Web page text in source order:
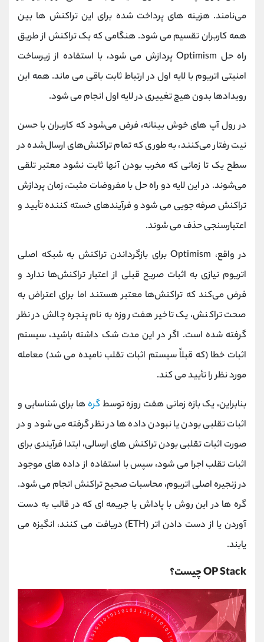
می‌نامند. هزینه های پرداخت شده برای این تراکنش ها بین
همه کاربران تقسیم می شود. هنگامی که یک تراکنش از طریق
راه حل Optimism پردازش می شود، با استفاده از زیرساخت
امنیتی اتریوم با لایه اول در ارتباط ثابت باقی می ماند. همه این
رویدادها بدون هیچ تغییری در لایه اول انجام می شود.
در رول آپ‌ های خوش‌ بینانه، فرض می‌شود که کاربران با حسن
نیت رفتار می‌کنند، به طوری که تمام تراکنش‌های ارسال‌شده در
سطح یک تا زمانی که مخرب بودن آنها ثابت نشود معتبر تلقی
می‌شوند. در این لایه دو راه حل با مفروضات مثبت، زمان پردازش
تراکنش صرفه جویی می شود و فرآیندهای خسته کننده تأیید و
اعتبارسنجی حذف می شوند.
در واقع، Optimism برای بازگرداندن تراکنش به شبکه اصلی
اتریوم نیازی به اثبات صریح قبلی از اعتبار تراکنش‌ها ندارد و
فرض می‌کند که تراکنش‌ها معتبر هستند اما برای اعتراض به
صحت تراکنش، یک تاخیر هفت روزه به نام پنجره چالش در نظر
گرفته شده است. اگر در این مدت شک داشته باشید، سیستم
اثبات خطا (که قبلاً سیستم اثبات تقلب نامیده می شد) معامله
مورد نظر را تأیید می کند.
بنابراین، یک بازه زمانی هفت روزه توسطگرهها برای شناسایی و
اثبات تقلبی بودن یا نبودن داده ها در نظر گرفته می شود و در
صورت اثبات تقلبی بودن تراکنش های ارسالی، ابتدا فرآیندی برای
اثبات تقلب اجرا می شود، سپس با استفاده از داده های موجود
در زنجیره اصلی اتریوم، محاسبات صحیح تراکنش انجام می شود.
گره ها در این روش با پاداش یا جریمه ای که در قالب به دست
آوردن یا از دست دادن اتر (ETH) دریافت می کنند، انگیزه می
یابند.
OP Stack چیست؟